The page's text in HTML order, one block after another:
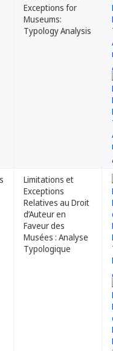
Exceptions for
Museums:
Typology Analysis
Limitations et
Exceptions
Relatives au Droit
d’Auteur en
Faveur des
Musées : Analyse
Typologique